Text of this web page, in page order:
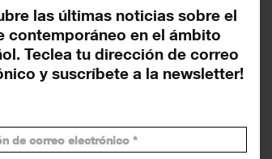
las últimas noticias sobre el
contemporáneo en el ámbito
Teclea tu dirección de correo
y suscríbete a la newsletter!
Una